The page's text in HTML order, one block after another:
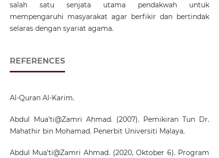
salah satu senjata utama pendakwah untuk
mempengaruhi masyarakat agar berfikir dan bertindak
selaras dengan syariat agama.
REFERENCES
Al-Quran Al-Karim.
Abdul Mua’ti@Zamri Ahmad. (2007). Pemikiran Tun Dr.
Mahathir bin Mohamad. Penerbit Universiti Malaya.
Abdul Mua’ti@Zamri Ahmad. (2020, Oktober 6). Program